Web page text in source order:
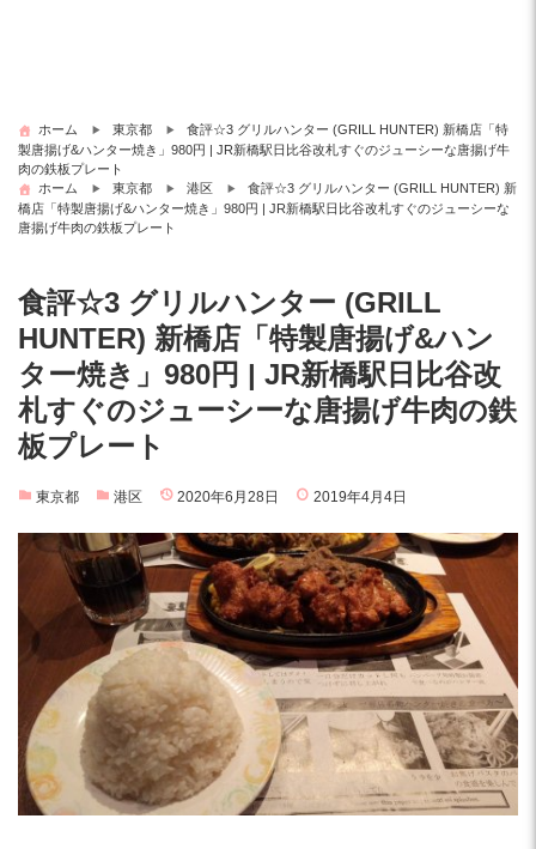
ホーム 東京都
食評☆3 グリルハンター (GRILL HUNTER) 新橋店「特
製唐揚げ&ハンター焼き」980円 | JR新橋駅日比谷改札すぐのジューシーな唐揚げ牛
肉の鉄板プレート
ホーム
東京都 港区
食評☆3 グリルハンター (GRILL HUNTER) 新
橋店「特製唐揚げ&ハンター焼き」980円 | JR新橋駅日比谷改札すぐのジューシーな
唐揚げ牛肉の鉄板プレート
食評☆3 グリルハンター (GRILL
HUNTER) 新橋店「特製唐揚げ&ハン
ター焼き」980円 | JR新橋駅日比谷改
札すぐのジューシーな唐揚げ牛肉の鉄
板プレート
東京都 港区 2020年6月28日 2019年4月4日